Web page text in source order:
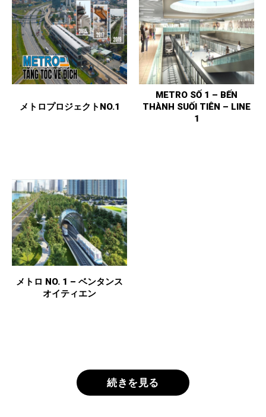
メトロプロジェクトNO.1
METRO SỐ 1 – BẾN
THÀNH SUỐI TIÊN – LINE
1
メトロ NO. 1 – ベンタンス
オイティエン
続きを見る